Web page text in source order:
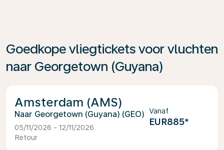
Goedkope vliegtickets voor vluchten
naar Georgetown (Guyana)
Amsterdam (AMS)
Georgetown (Guyana) (GEO)
05/11/2026 - 12/11/2026
Retour
Vanaf
EUR885*